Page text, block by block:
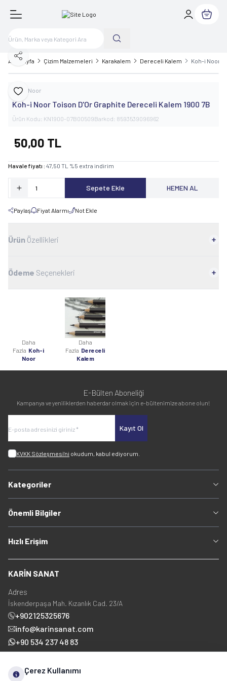
Sepetim
Ana Sayfa Çizim Malzemeleri Karakalem Dereceli Kalem Koh-i Noor
Favoriye Ekle
Paylaş
Koh-i Noor
Koh-i Noor Toison D'Or Graphite Dereceli Kalem 1900 7B
Ürün Kodu: KN1900-07B00509Barkod: 8593539096962
50,00 TL
Havale fiyatı : 47,50 TL %5 extra indirim
Sepete Ekle HEMEN AL
Paylaş Fiyat Alarmı Not Ekle
Ürün Özellikleri
Ödeme Seçenekleri
Daha
Fazla Koh-i
Noor
Daha
Fazla Dereceli
Kalem
E-Bülten Aboneliği
Kampanya ve yeniliklerden haberdar olmak için e-bültenimize abone olun!
Kayıt Ol
KVKK Sözleşmesi'ni okudum, kabul ediyorum.
Kategoriler
Önemli Bilgiler
Hızlı Erişim
KARİN SANAT
Adres
İskenderpaşa Mah. Kızanlık Cad. 23/A
+902125325676
info@karinsanat.com
+90 534 237 48 83
Çerez Kullanımı